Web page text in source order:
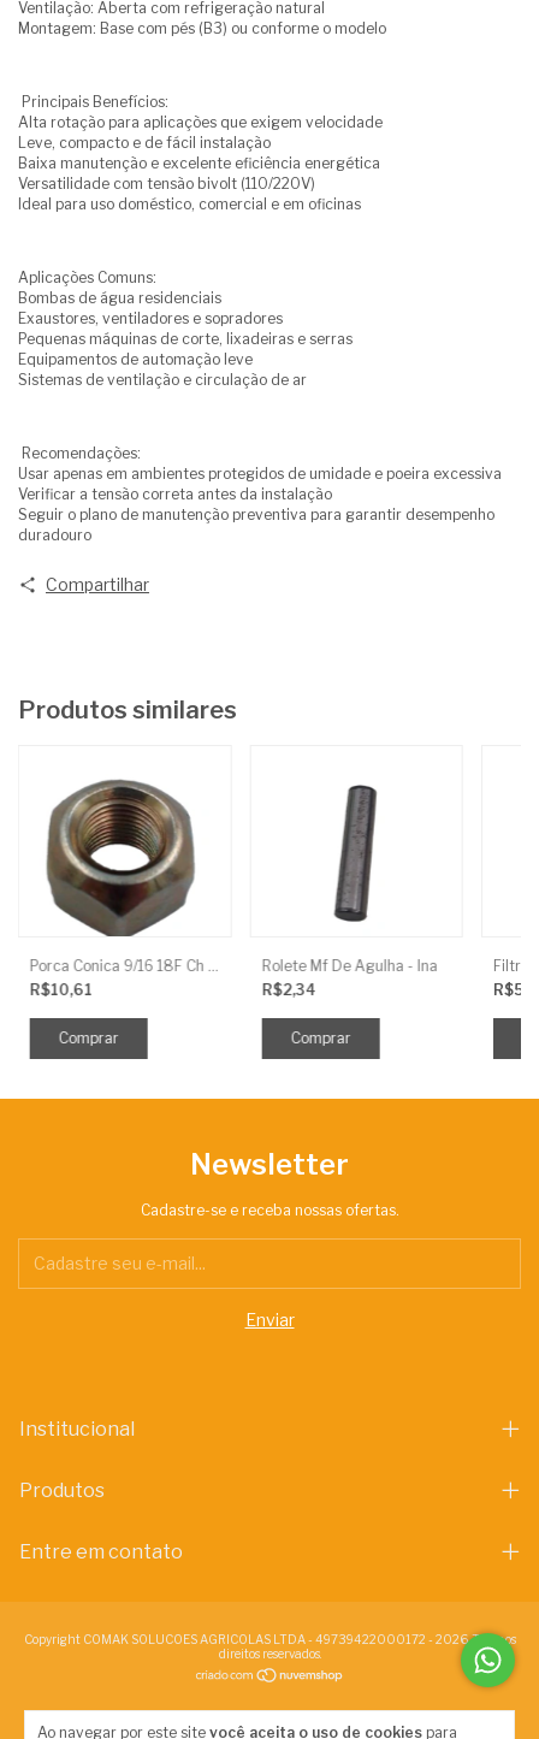
Ao navegar por este site você aceita o uso de cookies para
Ventilação: Aberta com refrigeração natural
Montagem: Base com pés (B3) ou conforme o modelo
Principais Benefícios:
Alta rotação para aplicações que exigem velocidade
Leve, compacto e de fácil instalação
Baixa manutenção e excelente eficiência energética
Versatilidade com tensão bivolt (110/220V)
Ideal para uso doméstico, comercial e em oficinas
Aplicações Comuns:
Bombas de água residenciais
Exaustores, ventiladores e sopradores
Pequenas máquinas de corte, lixadeiras e serras
Equipamentos de automação leve
Sistemas de ventilação e circulação de ar
Recomendações:
Usar apenas em ambientes protegidos de umidade e poeira excessiva
Verificar a tensão correta antes da instalação
Seguir o plano de manutenção preventiva para garantir desempenho
duradouro
Compartilhar
Produtos similares
R$10,61
Rolete Mf De Agulha - Ina
R$2,34
Newsletter
Cadastre-se e receba nossas ofertas.
Institucional
Produtos
Entre em contato
Copyright COMAK SOLUCOES AGRICOLAS LTDA - 49739422000172 - 2026. Todos os
direitos reservados.